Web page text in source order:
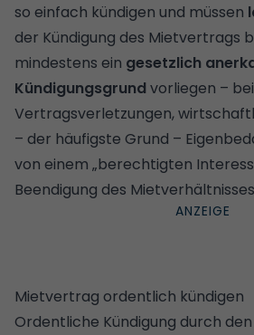
so einfach kündigen und müssen
der Kündigung des Mietvertrags
mindestens ein gesetzlich
Kündigungsgrund vorliegen –
Vertragsverletzungen,
– der häufigste Grund –
von einem „berechtigten
Beendigung des
Mietvertrag ordentlich kündigen
Ordentliche Kündigung durch